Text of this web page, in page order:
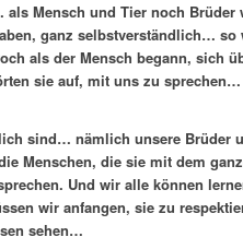
Mensch und Tier noch Brüder
ganz selbstverständlich… so
als der Mensch begann, sich
sie auf, mit uns zu
sind… nämlich unsere Brüder
Menschen, die sie mit dem
Und wir alle können
wir anfangen, sie zu
sehen…